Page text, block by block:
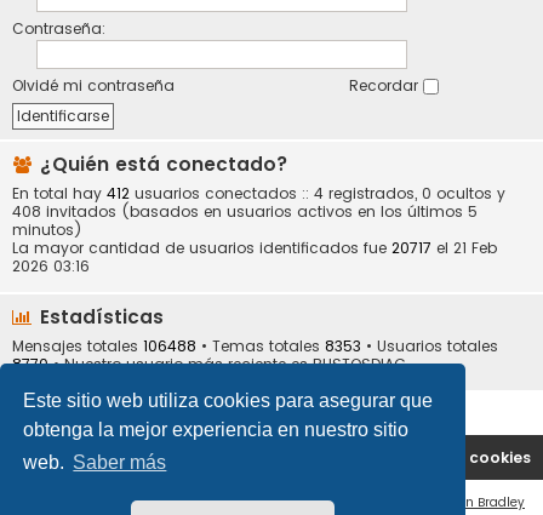
Este sitio web utiliza cookies para asegurar que
obtenga la mejor experiencia en nuestro sitio
web. Saber más
Contraseña:
Olvidé mi contraseña Recordar
¿Quién está conectado?
En total hay 412 usuarios conectados :: 4 registrados, 0 ocultos y
408 invitados (basados en usuarios activos en los últimos 5
minutos)
La mayor cantidad de usuarios identificados fue 20717 el 21 Feb
2026 03:16
Estadísticas
Mensajes totales 106488 • Temas totales 8353 • Usuarios totales
8770• Nuestro usuario más reciente esBUSTOSDIAG
Portal Índice general Borrar cookies
Ian Bradley